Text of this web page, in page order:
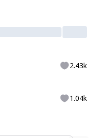
2.43k
1.04k